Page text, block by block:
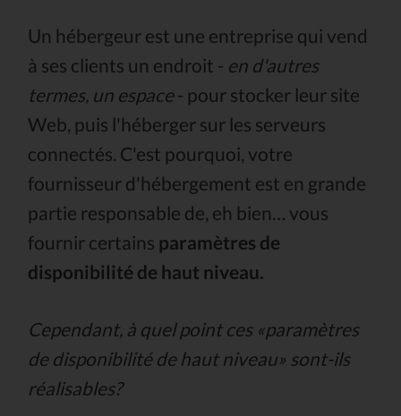
Un hébergeur est une entreprise qui vend
à ses clients un endroit - en d'autres
termes, un espace- pour stocker leur site
Web, puis l'héberger sur les serveurs
connectés. C'est pourquoi, votre
fournisseur d'hébergement est en grande
partie responsable de, eh bien… vous
fournir certains paramètres de
disponibilité de haut niveau.
Cependant, à quel point ces «paramètres
de disponibilité de haut niveau» sont-ils
réalisables?